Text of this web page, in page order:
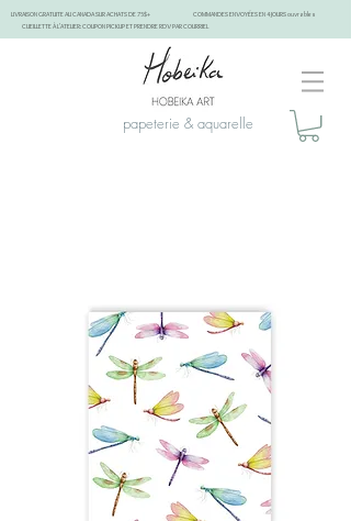
LIVRAISON GRATUITE AU CANADA SUR ACHATS DE 75$+
COMMANDES ENVOYÉES EN 4 JOURS ouvrables
CUEILLETTE À L'ATELIER: COUPON PICKUP ET PRENDRE RDV PAR COURRIEL
papeterie & aquarelle